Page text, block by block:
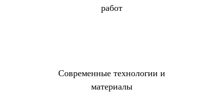
работ
Современные технологии и
материалы